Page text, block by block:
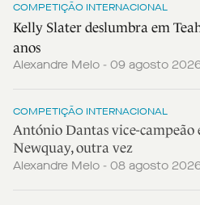
COMPETIÇÃO INTERNACIONAL
Kelly Slater deslumbra em
anos
Alexandre Melo - 09 agosto
COMPETIÇÃO INTERNACIONAL
António Dantas vice-campeão
Newquay, outra vez
Alexandre Melo - 08 agosto